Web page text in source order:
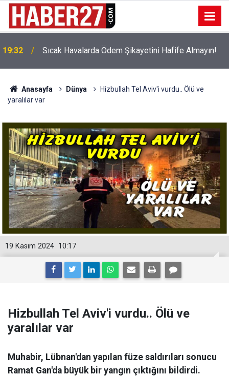
19:32 Sıcak Havalarda Ödem Şikayetini Hafife Almayın!
Anasayfa Dünya
Hizbullah Tel Aviv'i vurdu.. Ölü ve
yaralılar var
10:17
19 Kasım 2024
Hizbullah Tel Aviv'i vurdu.. Ölü ve
yaralılar var
Muhabir, Lübnan'dan yapılan füze saldırıları sonucu
Ramat Gan'da büyük bir yangın çıktığını bildirdi.